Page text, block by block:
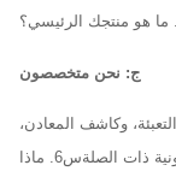
ج: نحن متخصصون
وكاشف المعادن،
ذات الصلة
س6. ماذا